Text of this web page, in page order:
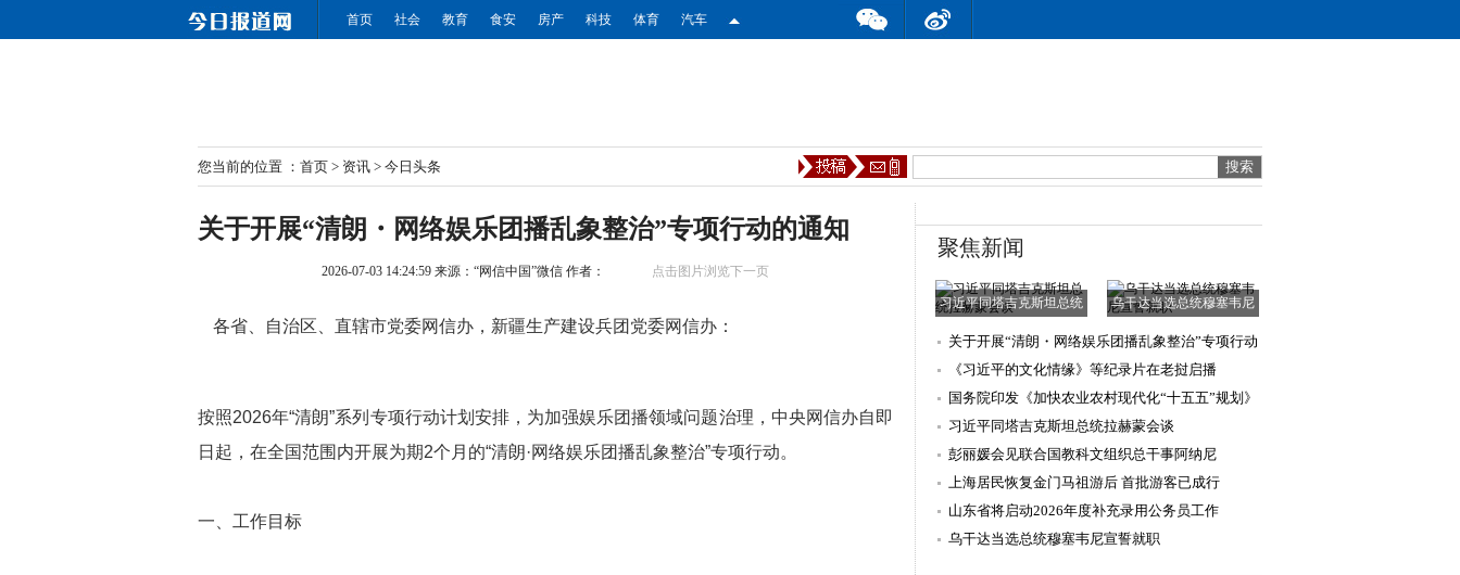
首页 社会 教育 食安 房产 科技 体育 汽车
您当前的位置 ： 首页 > 资讯 > 今日头条
关于开展“清朗・网络娱乐团播乱象整治”专项行动的通知
2026-07-03 14:24:59 来源：“网信中国”微信 作者： 点击图片浏览下一页
各省、自治区、直辖市党委网信办，新疆生产建设兵团党委网信办：
按照2026年“清朗”系列专项行动计划安排，为加强娱乐团播领域问题治理，中央网信办自即
日起，在全国范围内开展为期2个月的“清朗·网络娱乐团播乱象整治”专项行动。
一、工作目标
聚焦新闻
习近平同塔吉克斯坦总统
乌干达当选总统穆塞韦尼
关于开展“清朗・网络娱乐团播乱象整治”专项行动
的通知
《习近平的文化情缘》等纪录片在老挝启播
国务院印发《加快农业农村现代化“十五五”规划》
习近平同塔吉克斯坦总统拉赫蒙会谈
彭丽媛会见联合国教科文组织总干事阿纳尼
上海居民恢复金门马祖游后 首批游客已成行
山东省将启动2026年度补充录用公务员工作
乌干达当选总统穆塞韦尼宣誓就职